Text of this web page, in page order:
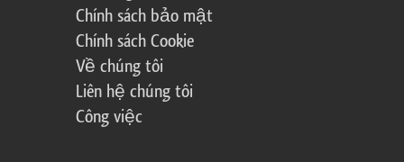
Chính sách bảo mật
Chính sách Cookie
Về chúng tôi
Liên hệ chúng tôi
Công việc